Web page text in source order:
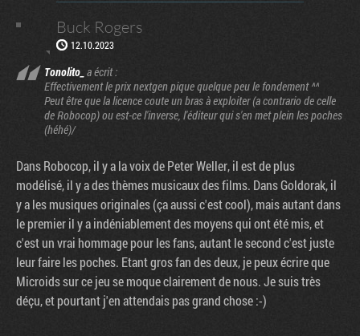
Buck Rogers
12.10.2023
Tonolito_ a écrit :
Effectivement le prix nextgen pique quelque peu le fondement ^^
Peut être que la licence coute un bras à exploiter (a contrario de celle
de Robocop) ou est-ce l'inverse, l'éditeur qui s'en met plein les poches
(héhé)/
Dans Robocop, il y a la voix de Peter Weller, il est de plus
modélisé, il y a des thèmes musicaux des films. Dans Goldorak, il
y a les musiques originales (ça aussi c'est cool), mais autant dans
le premier il y a indéniablement des moyens qui ont été mis, et
c'est un vrai hommage pour les fans, autant le second c'est juste
leur faire les poches. Etant gros fan des deux, je peux écrire que
Microids sur ce jeu se moque clairement de nous. Je suis très
déçu, et pourtant j'en attendais pas grand chose :-)